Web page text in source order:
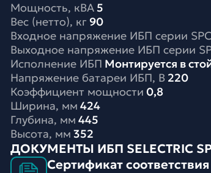
Мощность, кВА 5
Вес (нетто), кг 90
Входное напряжение ИБП серии
Выходное напряжение ИБП серии
Исполнение ИБП Монтируется в
Напряжение батареи ИБП, В 220
Коэффициент мощности 0,8
Ширина, мм 424
Глубина, мм 445
Высота, мм 352
ДОКУМЕНТЫ ИБП SELECTRIC
Сертификат